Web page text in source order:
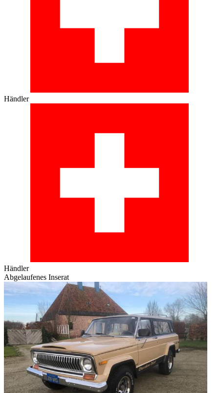
Händler
Händler
Abgelaufenes Inserat